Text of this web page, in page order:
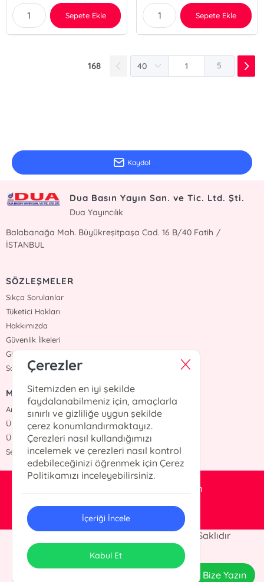
Sepete Ekle Sepete Ekle
168 5
Kaydol
Dua Basın Yayın San. ve Tic. Ltd. Şti.
Dua Yayıncılık
Balabanağa Mah. Büyükreşitpaşa Cad. 16 B/40 Fatih /
İSTANBUL
SÖZLEŞMELER
Sıkça Sorulanlar
Tüketici Hakları
Hakkımızda
Güvenlik İlkeleri
Gizlilik İlkesi
Satış Sözleşmesi
MENÜ
Anasayfa
Üye Kaydı
Üye Giriş
Sepetim
duayayincilik@hotmail.com
0212 526 60 68
Dua Basım Yayın© 2024 Tüm Hakları Saklıdır
Tasarım & Uygulama
Bize Yazın
Çerezler
Sitemizden en iyi şekilde
faydalanabilmeniz için, amaçlarla
sınırlı ve gizliliğe uygun şekilde
çerez konumlandırmaktayız.
Çerezleri nasıl kullandığımızı
incelemek ve çerezleri nasıl kontrol
edebileceğinizi öğrenmek için Çerez
Politikamızı inceleyebilirsiniz.
İçeriği İncele
Kabul Et